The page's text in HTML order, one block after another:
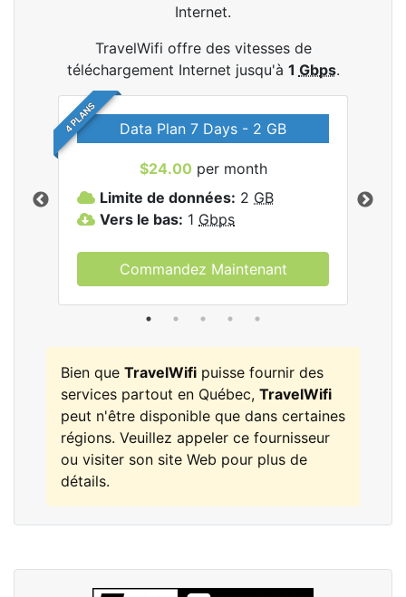
Internet.
TravelWifi offre des vitesses de
téléchargement Internet jusqu'à 1 Gbps.
4 PLANS Data Plan 7 Days - 2 GB
$24.00 per month
Limite de données: 2 GB
Vers le bas: 1 Gbps
Commandez Maintenant
Bien que TravelWifi puisse fournir des
services partout en Québec, TravelWifi
peut n'être disponible que dans certaines
régions. Veuillez appeler ce fournisseur
ou visiter son site Web pour plus de
détails.